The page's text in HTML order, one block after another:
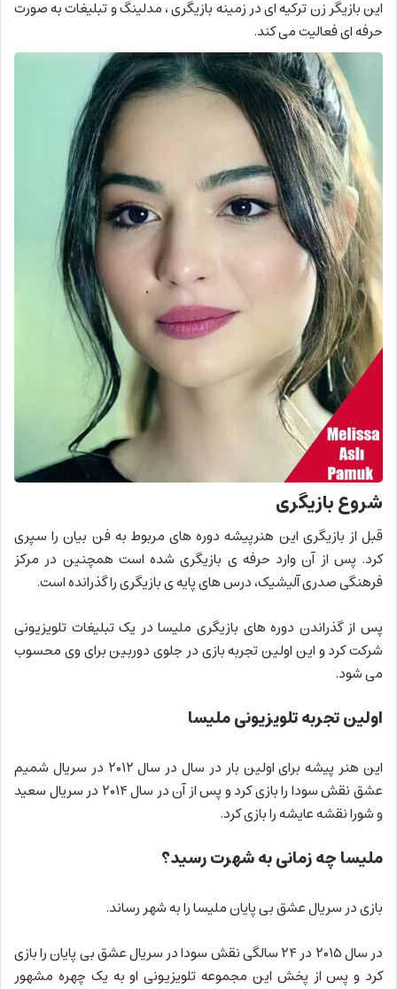
این بازیگر زن ترکیه ای در زمینه بازیگری ، مدلینگ و تبلیغات به صورت
حرفه ای فعالیت می کند.
شروع بازیگری
قبل از بازیگری این هنرپیشه دوره های مربوط به فن بیان را سپری
کرد. پس از آن وارد حرفه ی بازیگری شده است همچنین در مرکز
فرهنگی صدری آلیشیک، درس های پایه ی بازیگری را گذرانده است.
پس از گذراندن دوره های بازیگری ملیسا در یک تبلیغات تلویزیونی
شرکت کرد و این اولین تجربه بازی در جلوی دوربین برای وی محسوب
می شود.
اولین تجربه تلویزیونی ملیسا
این هنر پیشه برای اولین بار در سال در سال ۲۰۱۲ در سریال شمیم
عشق نقش سودا را بازی کرد و پس از آن در سال ۲۰۱۴ در سریال سعید
و شورا نقشه عایشه را بازی کرد.
ملیسا چه زمانی به شهرت رسید؟
بازی در سریال عشق بی پایان ملیسا را به شهر رساند.
در سال ۲۰۱۵ در ۲۴ سالگی نقش سودا در سریال عشق بی پایان را بازی
کرد و پس از پخش این مجموعه تلویزیونی او به یک چهره مشهور